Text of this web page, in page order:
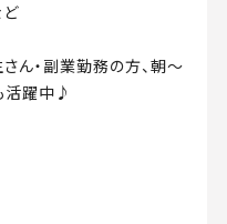
・副業勤務の方、朝～
活躍中♪